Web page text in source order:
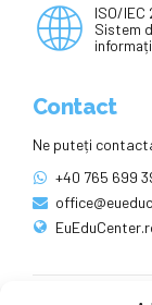
ISO/IEC
Sistem
Contact
Ne puteți
+40 765 699